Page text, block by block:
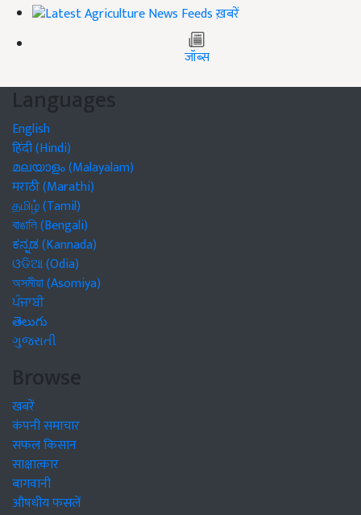
ख़बरें
जॉब्स
Languages
English
हिंदी (Hindi)
മലയാളം (Malayalam)
मराठी (Marathi)
தமிழ் (Tamil)
বাঙালি (Bengali)
ಕನ್ನಡ (Kannada)
ଓଡିଆ (Odia)
অসমীয়া (Asomiya)
ਪੰਜਾਬੀ
తెలుగు
ગુજરાતી
Browse
खबरें
कंपनी समाचार
सफल किसान
साक्षात्कार
बागवानी
औषधीय फसलें